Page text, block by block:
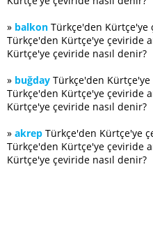
» balkon Türkçe'den Kürtçe'ye
Türkçe'den Kürtçe'ye çeviride
Kürtçe'ye çeviride nasıl denir?
» buğday Türkçe'den
Türkçe'den Kürtçe'ye çeviride
Kürtçe'ye çeviride nasıl denir?
» akrep Türkçe'den Kürtçe'ye
Türkçe'den Kürtçe'ye çeviride
Kürtçe'ye çeviride nasıl denir?